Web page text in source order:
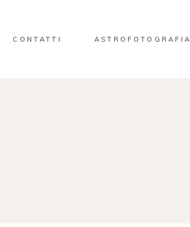
CONTATTI ASTROFOTOGRAFIA